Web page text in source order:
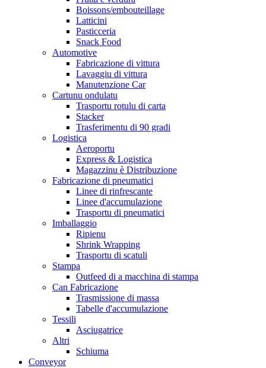
Boissons/embouteillage
Latticini
Pasticceria
Snack Food
Automotive
Fabricazione di vittura
Lavaggiu di vittura
Manutenzione Car
Cartunu ondulatu
Trasportu rotulu di carta
Stacker
Trasferimentu di 90 gradi
Logistica
Aeroportu
Express & Logistica
Magazzinu è Distribuzione
Fabricazione di pneumatici
Linee di rinfrescante
Linee d'accumulazione
Trasportu di pneumatici
Imballaggio
Ripienu
Shrink Wrapping
Trasportu di scatuli
Stampa
Outfeed di a macchina di stampa
Can Fabricazione
Trasmissione di massa
Tabelle d'accumulazione
Tessili
Asciugatrice
Altri
Schiuma
Conveyor